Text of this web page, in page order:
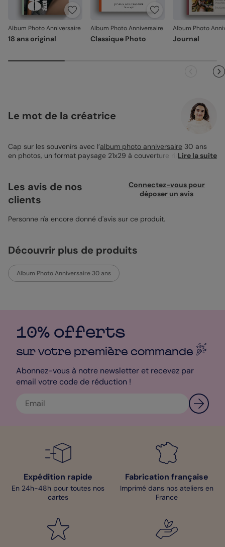
jours. Nous nous occupons de tout et relançons une
impression si nécessaire.
En revanche, si le point concerne la personnalisation que
vous avez validée (texte, photo, mise en page), le produit
Album Photo Anniversaire
18 ans original
Album Photo Anniversaire
Classique Photo
Album Photo
Journal
Le mot de la créatrice
Cap sur les souvenirs avec l’album photo anniversaire 30 ans
en photos, un format paysage 21x29 à couverture rigide qui
images dans un style moderne et chaleureux. Avec un minimum
de 24 pages personnalisables, il s’adapte à toutes les envies et
peut s’étoffer au fil des souvenirs. Un joli cadeau à s’offrir ou à
Lire la suite
Les avis de nos
clients
Connectez-vous pour
déposer un avis
Personne n'a encore donné d'avis sur ce produit.
Découvrir plus de produits
Album Photo Anniversaire 30 ans
10% offerts
sur votre première commande
Abonnez-vous à notre newsletter et recevez par
email votre code de réduction !
Expédition rapide
En 24h-48h pour toutes nos
cartes
Fabrication française
Imprimé dans nos ateliers en
France